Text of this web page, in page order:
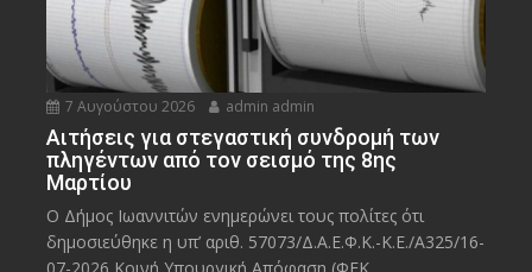
7 Αυγούστου 2026 admin admin
Αιτήσεις για στεγαστική συνδρομή των
πληγέντων από τον σεισμό της 8ης
Μαρτίου
Ο Δήμος Ιωαννιτών ενημερώνει τους πολίτες ότι
δημοσιεύθηκε η υπ’ αριθ. 57073/Δ.Α.Ε.Φ.Κ.-Κ.Ε./Α325/16-